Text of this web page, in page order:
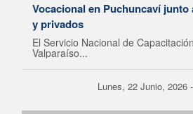
Vocacional en Puchuncaví
y privados
El Servicio Nacional de
Valparaíso...
Lunes, 22 Junio, 2026